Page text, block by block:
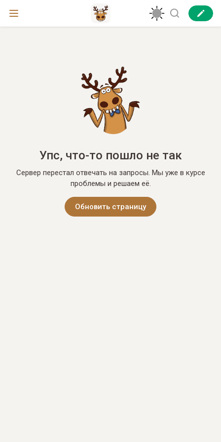
Упс, что-то пошло не так
Сервер перестал отвечать на запросы. Мы уже в курсе
проблемы и решаем её.
Обновить страницу